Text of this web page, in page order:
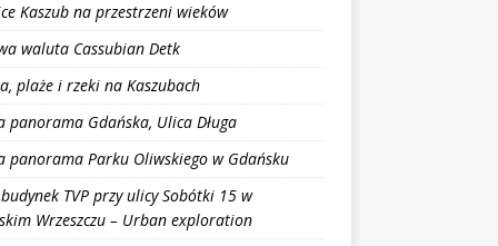
Kaszub na przestrzeni wieków
waluta Cassubian Detk
plaże i rzeki na Kaszubach
panorama Gdańska, Ulica Długa
panorama Parku Oliwskiego w Gdańsku
TVP przy ulicy Sobótki 15 w
Wrzeszczu – Urban exploration